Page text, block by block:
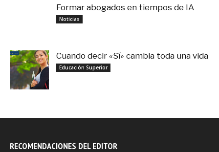
Formar abogados en tiempos de IA
Noticias
Cuando decir «Sí» cambia toda una vida
Educación Superior
RECOMENDACIONES DEL EDITOR